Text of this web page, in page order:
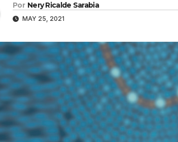
Por Nery Ricalde Sarabia
MAY 25, 2021